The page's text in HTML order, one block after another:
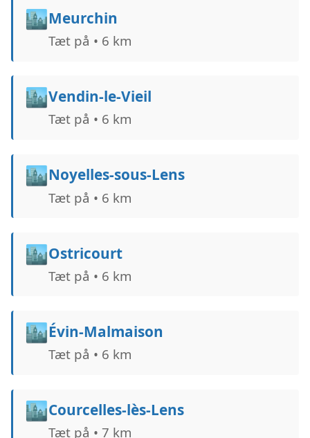
🏙️Meurchin
Tæt på • 6 km
🏙️Vendin-le-Vieil
Tæt på • 6 km
🏙️Noyelles-sous-Lens
Tæt på • 6 km
🏙️Ostricourt
Tæt på • 6 km
🏙️Évin-Malmaison
Tæt på • 6 km
🏙️Courcelles-lès-Lens
Tæt på • 7 km